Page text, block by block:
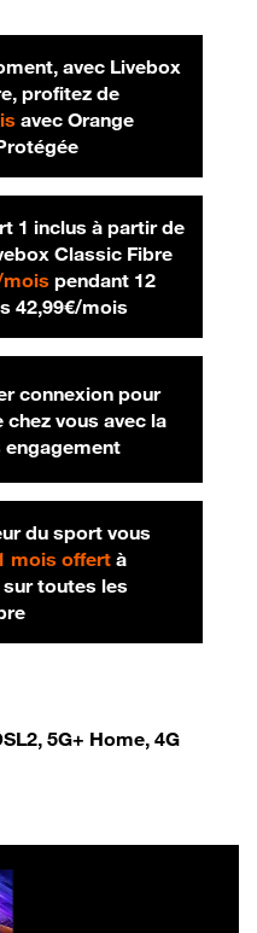
avec Livebox
profitez de
20 € par mois
avec Orange
1 inclus à partir de
Classic Fibre
mois29,99 € par mois
pendant 12
42,99€/mois42,99 € par
connexion pour
chez vous avec la
engagement
du sport vous
mois offertà
sur toutes les
5G+ Home, 4G